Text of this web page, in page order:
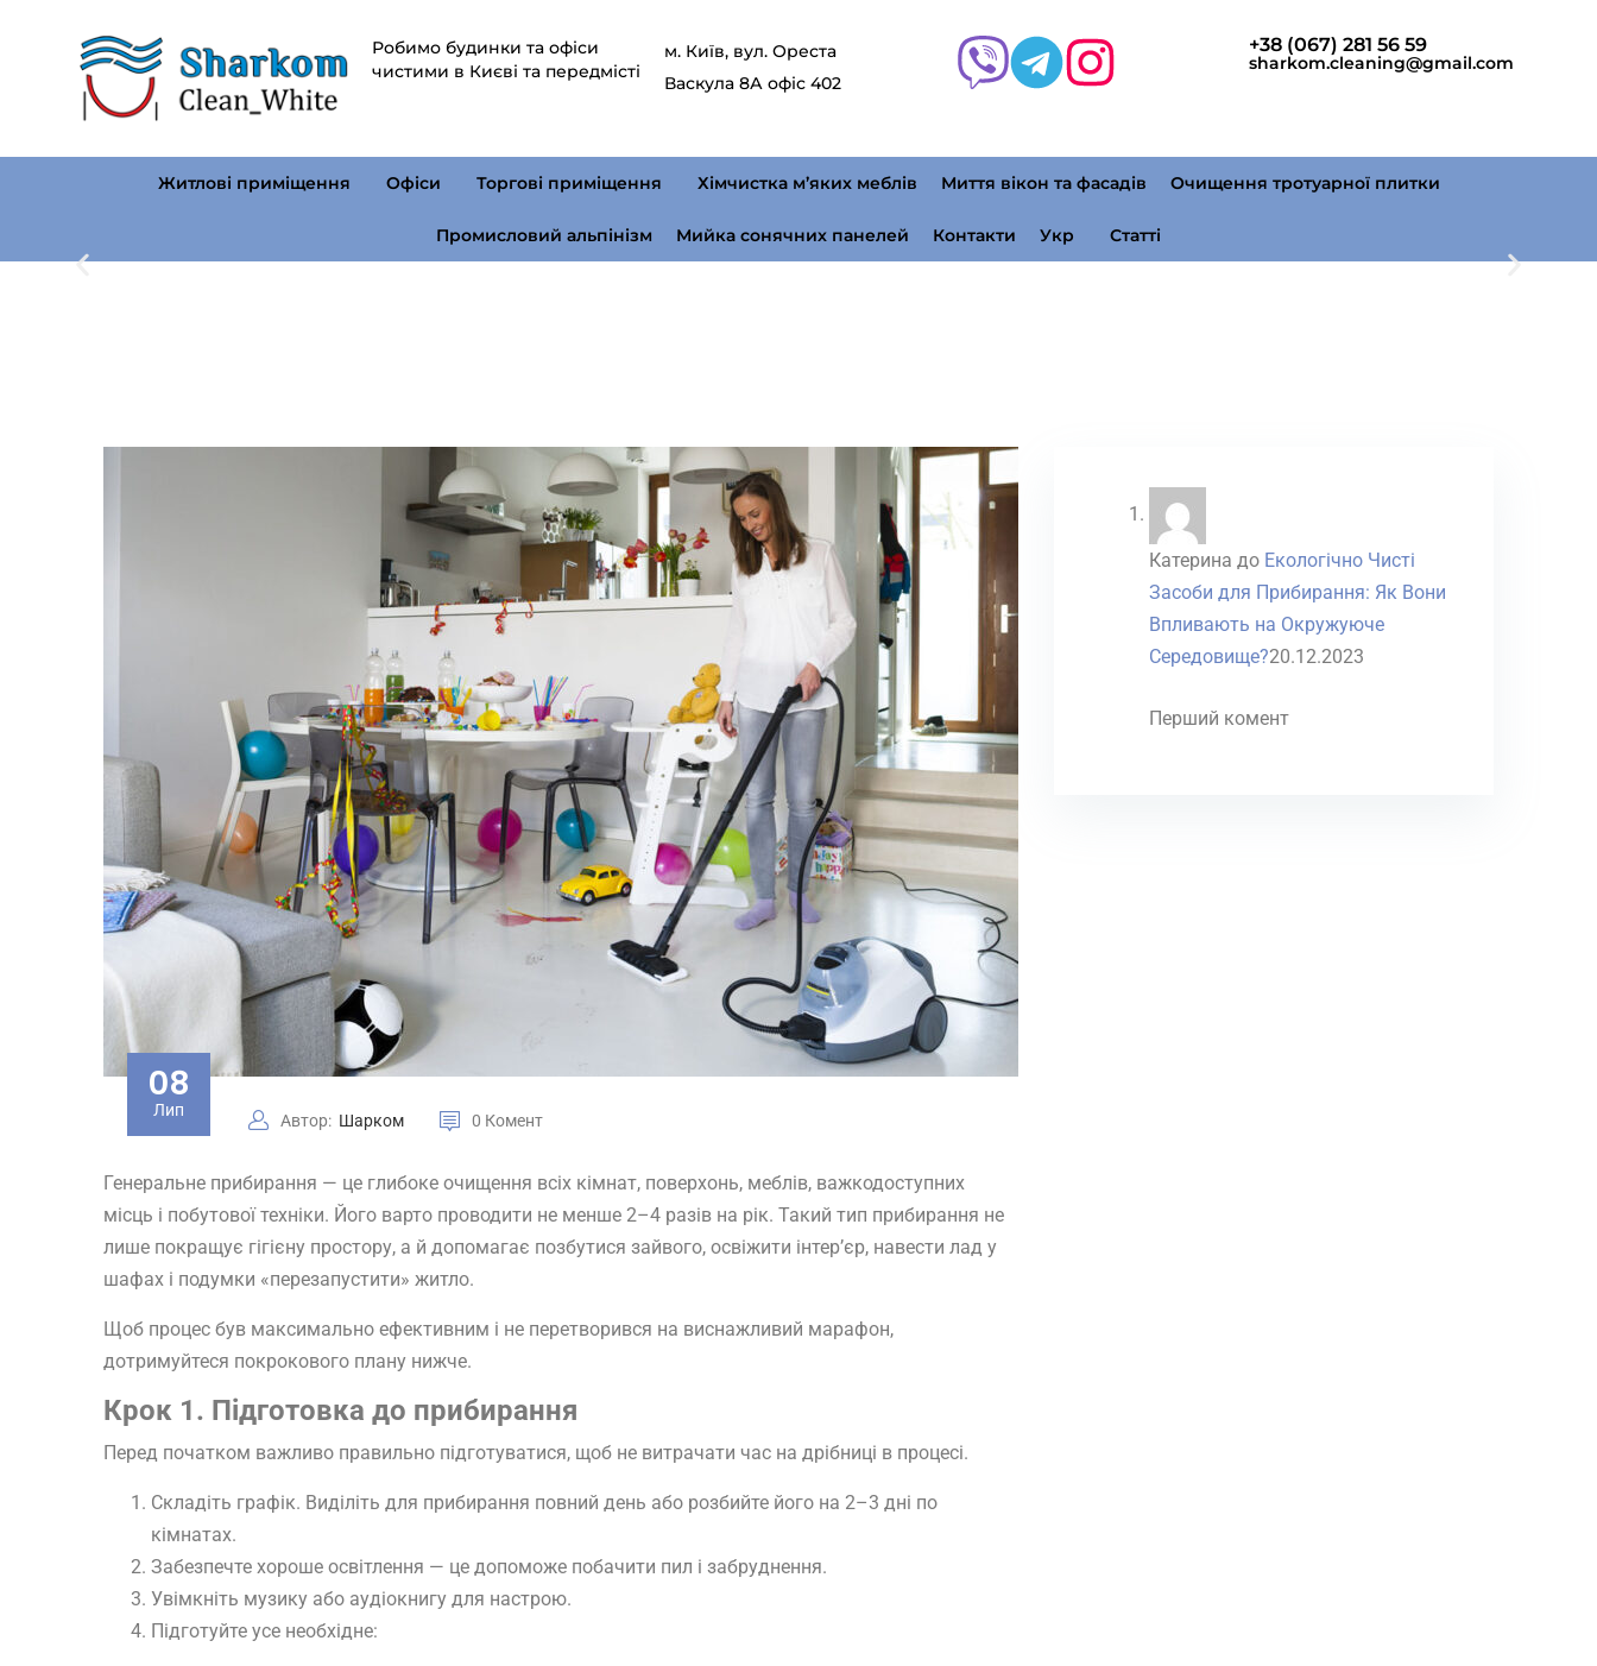
Робимо будинки та офіси
чистими в Києві та передмісті
м. Київ, вул. Ореста
Васкула 8А офіс 402
+38 (067) 281 56 59
sharkom.cleaning@gmail.com
Житлові приміщення Офіси Торгові приміщення Хімчистка м’яких меблів Миття вікон та фасадів Очищення тротуарної плитки
Промисловий альпінізм Мийка сонячних панелей Контакти Укр Статті
08
Лип
Автор: Шарком 0 Комент
Генеральне прибирання — це глибоке очищення всіх кімнат, поверхонь, меблів, важкодоступних
місць і побутової техніки. Його варто проводити не менше 2–4 разів на рік. Такий тип прибирання не
лише покращує гігієну простору, а й допомагає позбутися зайвого, освіжити інтер’єр, навести лад у
шафах і подумки «перезапустити» житло.
Щоб процес був максимально ефективним і не перетворився на виснажливий марафон,
дотримуйтеся покрокового плану нижче.
Крок 1. Підготовка до прибирання
Перед початком важливо правильно підготуватися, щоб не витрачати час на дрібниці в процесі.
Складіть графік. Виділіть для прибирання повний день або розбийте його на 2–3 дні по
кімнатах.
Забезпечте хороше освітлення — це допоможе побачити пил і забруднення.
Увімкніть музику або аудіокнигу для настрою.
Підготуйте усе необхідне:
Катерина до Екологічно Чисті
Засоби для Прибирання: Як Вони
Впливають на Окружуюче
Середовище?20.12.2023
Перший комент